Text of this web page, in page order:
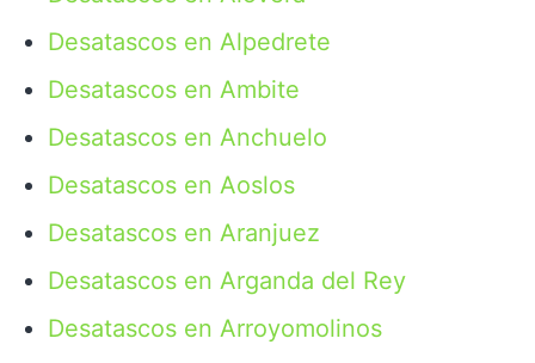
Desatascos en Alpedrete
Desatascos en Ambite
Desatascos en Anchuelo
Desatascos en Aoslos
Desatascos en Aranjuez
Desatascos en Arganda del Rey
Desatascos en Arroyomolinos